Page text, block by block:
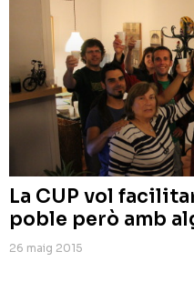
La CUP vol
poble però amb
26 maig 2015